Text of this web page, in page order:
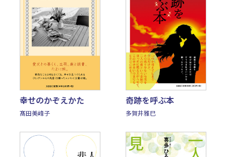
幸せのかぞえかた
髙田美峰子
奇跡を呼ぶ本
多賀井雅巳